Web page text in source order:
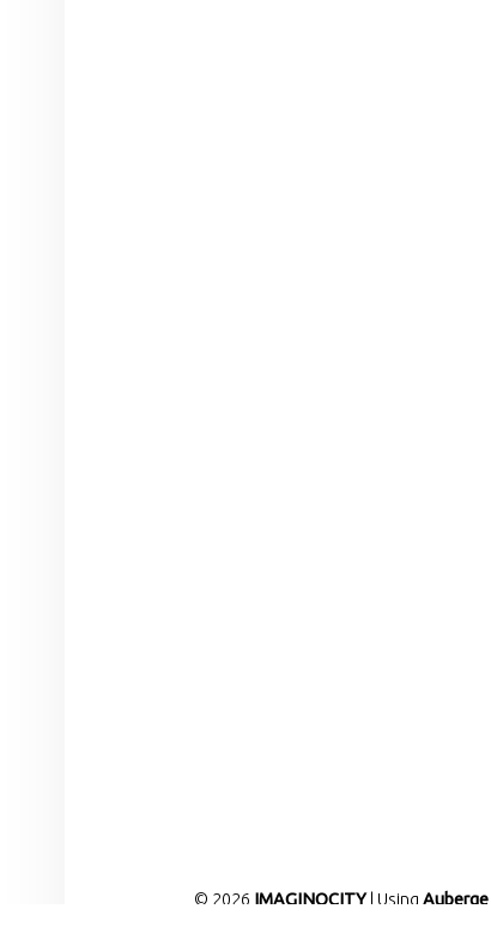
© 2026 IMAGINOCITY Using Auberge